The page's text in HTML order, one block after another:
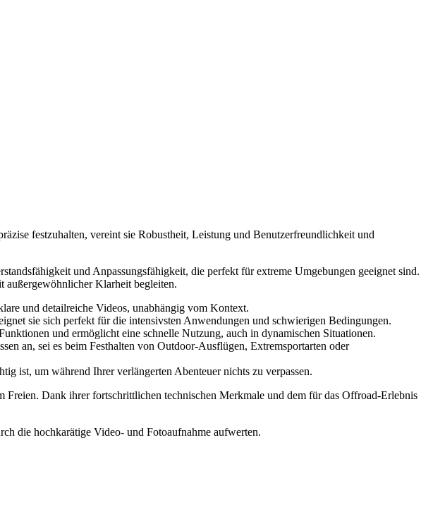
festzuhalten, vereint sie Robustheit, Leistung und Benutzerfreundlichkeit und
und Anpassungsfähigkeit, die perfekt für extreme Umgebungen geeignet sind.
außergewöhnlicher Klarheit begleiten.
und detailreiche Videos, unabhängig vom Kontext.
sie sich perfekt für die intensivsten Anwendungen und schwierigen Bedingungen.
und ermöglicht eine schnelle Nutzung, auch in dynamischen Situationen.
an, sei es beim Festhalten von Outdoor-Ausflügen, Extremsportarten oder
ist, um während Ihrer verlängerten Abenteuer nichts zu verpassen.
Dank ihrer fortschrittlichen technischen Merkmale und dem für das Offroad-Erlebnis
die hochkarätige Video- und Fotoaufnahme aufwerten.